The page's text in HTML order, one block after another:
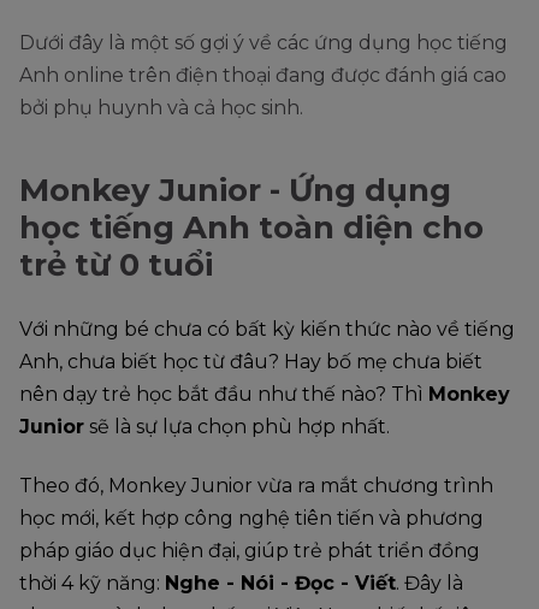
Dưới đây là một số gợi ý về các ứng dụng học tiếng
Anh online trên điện thoại đang được đánh giá cao
bởi phụ huynh và cả học sinh.
Monkey Junior - Ứng dụng
học tiếng Anh toàn diện cho
trẻ từ 0 tuổi
Với những bé chưa có bất kỳ kiến thức nào về tiếng
Anh, chưa biết học từ đâu? Hay bố mẹ chưa biết
nên dạy trẻ học bắt đầu như thế nào? Thì Monkey
Junior sẽ là sự lựa chọn phù hợp nhất.
Theo đó, Monkey Junior vừa ra mắt chương trình
học mới, kết hợp công nghệ tiên tiến và phương
pháp giáo dục hiện đại, giúp trẻ phát triển đồng
thời 4 kỹ năng: Nghe - Nói - Đọc - Viết. Đây là